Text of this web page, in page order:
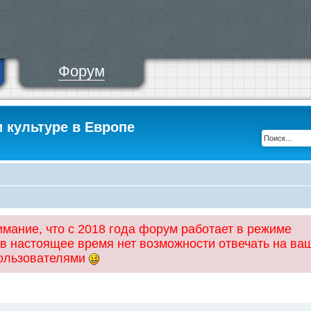
Форум
в Европе
что с 2018 года форум работает в режиме
время нет возможности отвечать на